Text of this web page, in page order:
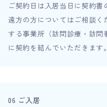
ご契約日は入居当日に契約書
遠方の方についてはご相談
する事業所（訪問診療・訪
に契約を結んでいただきます。
06 ご入居